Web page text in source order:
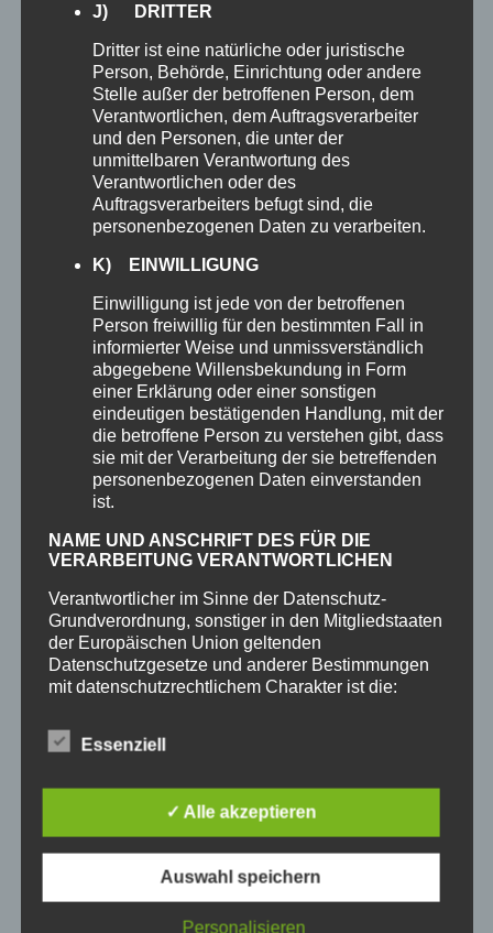
– mit mobilen SharePoint-Apps oder mobilen
OneDrive-Apps für Android™, iOS und
Windows.
ONENOTE365
Nutzen Sie OneNote auf all Ihren Geräten,
um spontane Ideen festzuhalten.
Anschließend können Sie Ihre Notizen per
Tastatur, Textmarker oder Stift
Gestalten Sie ansprechende Folien, und
hinterlassen Sie einen bleibenden Eindruck
mit dem Designer und der Funktion "Ideen"
J) DRITTER
Dritter ist eine natürliche oder juristische
Person, Behörde, Einrichtung oder andere
Stelle außer der betroffenen Person, dem
Verantwortlichen, dem Auftragsverarbeiter
und den Personen, die unter der
unmittelbaren Verantwortung des
Verantwortlichen oder des
Auftragsverarbeiters befugt sind, die
personenbezogenen Daten zu verarbeiten.
K) EINWILLIGUNG
Einwilligung ist jede von der betroffenen
Person freiwillig für den bestimmten Fall in
informierter Weise und unmissverständlich
abgegebene Willensbekundung in Form
einer Erklärung oder einer sonstigen
eindeutigen bestätigenden Handlung, mit der
die betroffene Person zu verstehen gibt, dass
sie mit der Verarbeitung der sie betreffenden
personenbezogenen Daten einverstanden
ist.
NAME UND ANSCHRIFT DES FÜR DIE
VERARBEITUNG VERANTWORTLICHEN
Verantwortlicher im Sinne der Datenschutz-
Grundverordnung, sonstiger in den Mitgliedstaaten
der Europäischen Union geltenden
Datenschutzgesetze und anderer Bestimmungen
mit datenschutzrechtlichem Charakter ist die:
NETplan24 GmbH
Am Schulgraben 4A
00492602919130
Essenziell
✓ Alle akzeptieren
Auswahl speichern
Personalisieren